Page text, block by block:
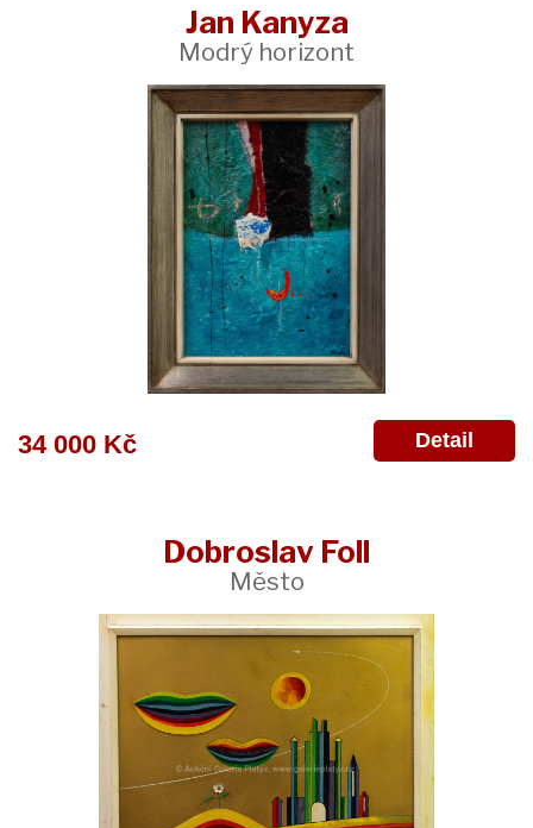
Jan Kanyza
Modrý horizont
34 000 Kč Detail
Dobroslav Foll
Město